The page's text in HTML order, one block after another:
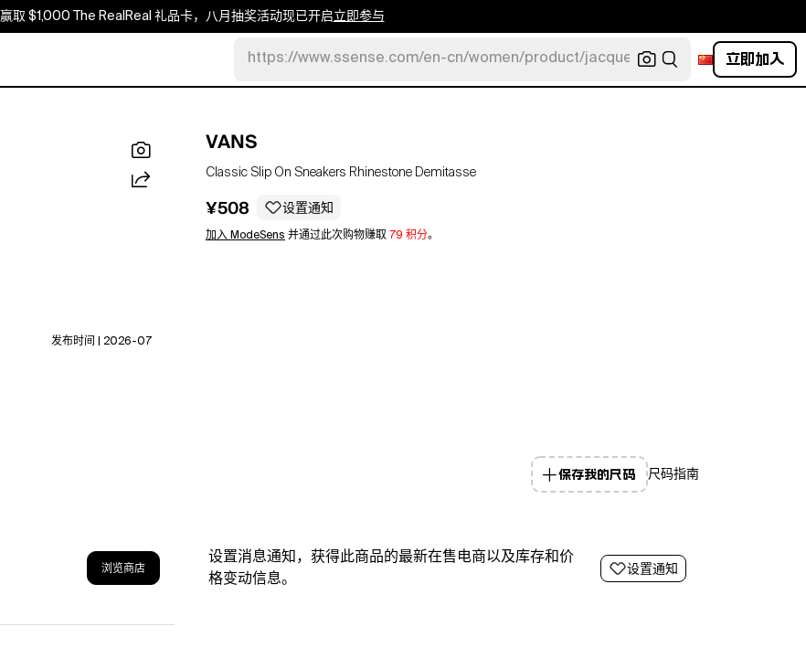
赢取 $1,000 The RealReal 礼品卡，八月抽奖活动现已开启立即参与
https://www.ssense.com/en-cn/women/product/jacquemus/navy-la-robe-
立即加入
发布时间 | 2026-07
VANS
Classic Slip On Sneakers Rhinestone Demitasse
¥508 设置通知
加入 ModeSens 并通过此次购物赚取 79 积分。
保存我的尺码 尺码指南
浏览商店
设置消息通知，获得此商品的最新在售电商以及库存和价
格变动信息。
设置通知